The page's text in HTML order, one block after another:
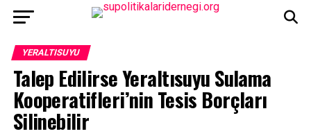
YERALTISUYU
Talep Edilirse Yeraltısuyu Sulama
Kooperatifleri’nin Tesis Borçları
Silinebilir